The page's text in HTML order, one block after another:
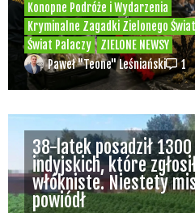
Konopne Podróże i Wydarzenia
Kryminalne Zagadki Zielonego
Świat Palaczy
ZIELONE NEWSY
Paweł "Teone" Leśniański 1
38-latek posadził
indyjskich, które
włókniste. Niestety
powiódł